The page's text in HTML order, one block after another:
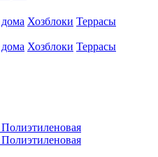
Хозблоки Террасы
Хозблоки Террасы